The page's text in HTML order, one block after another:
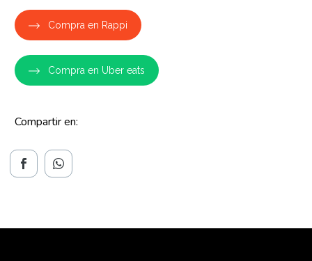
Compra en Rappi
Compra en Uber eats
Compartir en: